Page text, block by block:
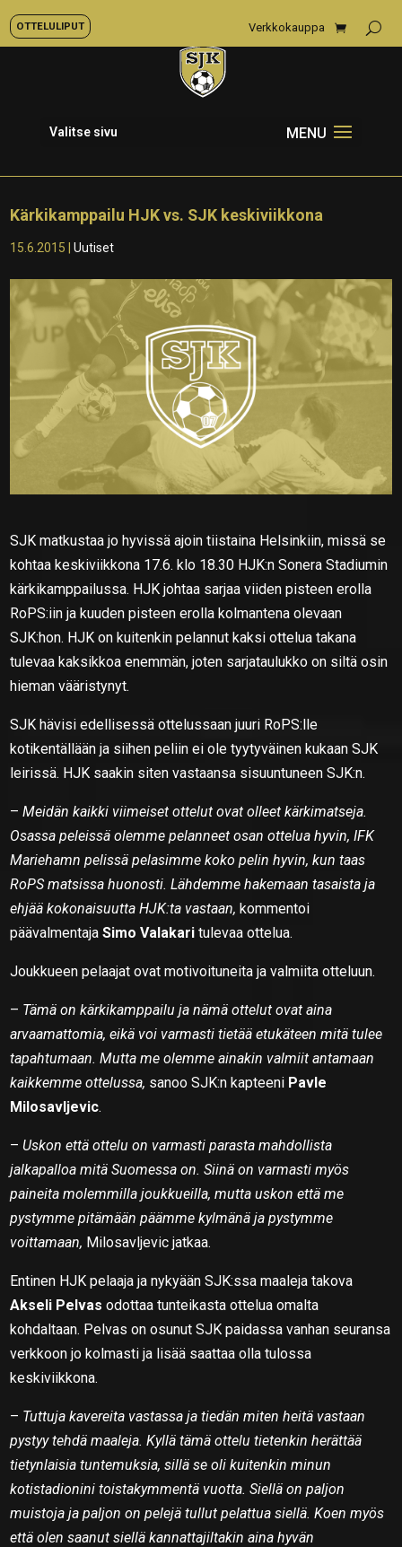
OTTELULIPUT Verkkokauppa
Valitse sivu
Kärkikamppailu HJK vs. SJK keskiviikkona
15.6.2015 |Uutiset
SJK matkustaa jo hyvissä ajoin tiistaina Helsinkiin, missä se
kohtaa keskiviikkona 17.6. klo 18.30 HJK:n Sonera Stadiumin
kärkikamppailussa. HJK johtaa sarjaa viiden pisteen erolla
RoPS:iin ja kuuden pisteen erolla kolmantena olevaan
SJK:hon. HJK on kuitenkin pelannut kaksi ottelua takana
tulevaa kaksikkoa enemmän, joten sarjataulukko on siltä osin
hieman vääristynyt.
SJK hävisi edellisessä ottelussaan juuri RoPS:lle
kotikentällään ja siihen peliin ei ole tyytyväinen kukaan SJK
leirissä. HJK saakin siten vastaansa sisuuntuneen SJK:n.
–Meidän kaikki viimeiset ottelut ovat olleet kärkimatseja.
Osassa peleissä olemme pelanneet osan ottelua hyvin, IFK
Mariehamn pelissä pelasimme koko pelin hyvin, kun taas
RoPS matsissa huonosti. Lähdemme hakemaan tasaista ja
ehjää kokonaisuutta HJK:ta vastaan, kommentoi
päävalmentajaSimo Valakari tulevaa ottelua.
Joukkueen pelaajat ovat motivoituneita ja valmiita otteluun.
– Tämä on kärkikamppailu ja nämä ottelut ovat aina
arvaamattomia, eikä voi varmasti tietää etukäteen mitä tulee
tapahtumaan. Mutta me olemme ainakin valmiit antamaan
kaikkemme ottelussa, sanoo SJK:n kapteeni Pavle
Milosavljevic.
– Uskon että ottelu on varmasti parasta mahdollista
jalkapalloa mitä Suomessa on. Siinä on varmasti myös
paineita molemmilla joukkueilla, mutta uskon että me
pystymme pitämään päämme kylmänä ja pystymme
voittamaan, Milosavljevic jatkaa.
Entinen HJK pelaaja ja nykyään SJK:ssa maaleja takova
Akseli Pelvas odottaa tunteikasta ottelua omalta
kohdaltaan. Pelvas on osunut SJK paidassa vanhan seuransa
verkkoon jo kolmasti ja lisää saattaa olla tulossa
keskiviikkona.
– Tuttuja kavereita vastassa ja tiedän miten heitä vastaan
pystyy tehdä maaleja. Kyllä tämä ottelu tietenkin herättää
tietynlaisia tuntemuksia, sillä se oli kuitenkin minun
kotistadionini toistakymmentä vuotta. Siellä on paljon
muistoja ja paljon on pelejä tullut pelattua siellä. Koen myös
että olen saanut siellä kannattajiltakin aina hyvän